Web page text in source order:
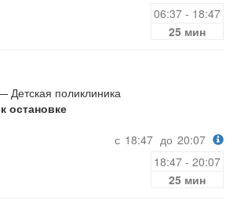
06:37 - 18:47
25 мин
Детская поликлиника
остановке
с 18:47 до 20:07
18:47 - 20:07
25 мин